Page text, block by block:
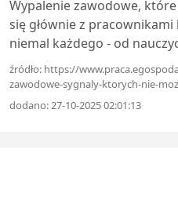
Wypalenie zawodowe,
się głównie z
niemal każdego - od
źródło: https://
zawodowe-sygnaly-ktorych-nie-
dodano: 27-10-2025 02:01:13